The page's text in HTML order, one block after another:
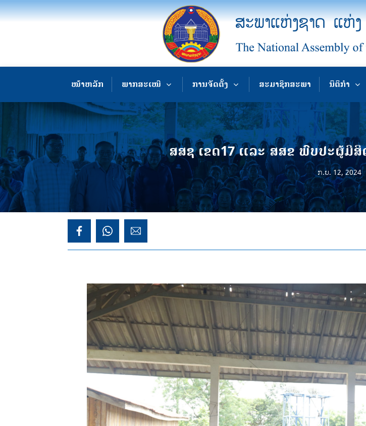
ໜ້າຫລັກ ພາກສະເໜີ ການຈັດຕັ້ງ ສະມາຊິກສະພາ ນິຕິກຳ
ສສຊ ເຂດ17 ແລະ ສສຂ ພົບປະຜູ້ມີ
ກ.ຍ. 12, 2024